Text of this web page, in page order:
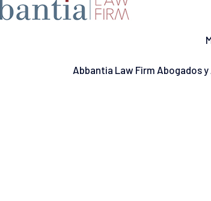
Abbantia Law Firm Abogados